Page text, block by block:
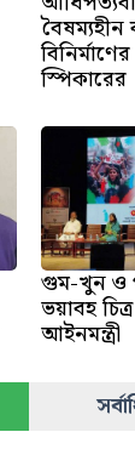
বৈষম্যহীন
স্পিকারের
গুম-খুন ও
ভয়াবহ
আইনমন্ত্রী